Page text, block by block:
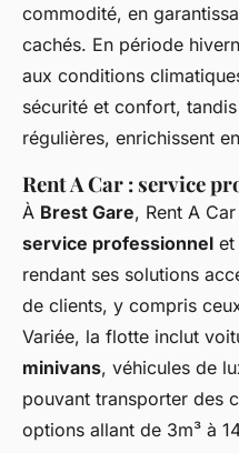
commodité, en
cachés. En période
aux conditions
sécurité et confort,
régulières, enrichissent
Rent A Car : service
À Brest Gare, Rent A
service professionnel et
rendant ses solutions
de clients, y compris
Variée, la flotte inclut
minivans, véhicules de
pouvant transporter des
options allant de 3m³ à